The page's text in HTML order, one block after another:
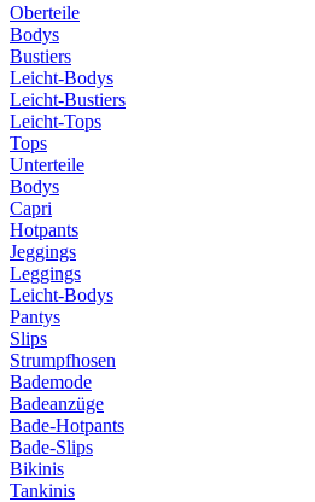
Oberteile
Bodys
Bustiers
Leicht-Bodys
Leicht-Bustiers
Leicht-Tops
Tops
Unterteile
Bodys
Capri
Hotpants
Jeggings
Leggings
Leicht-Bodys
Pantys
Slips
Strumpfhosen
Bademode
Badeanzüge
Bade-Hotpants
Bade-Slips
Bikinis
Tankinis